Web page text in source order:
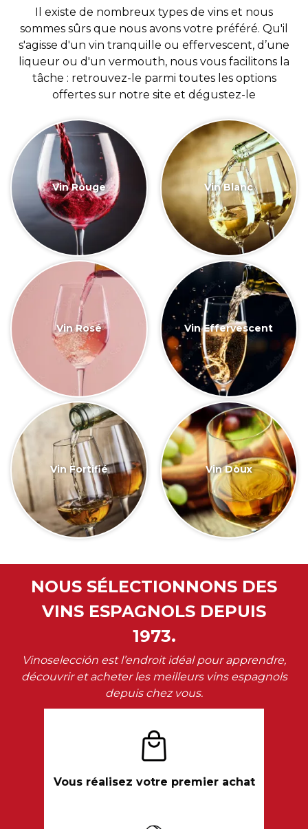
Il existe de nombreux types de vins et nous
sommes sûrs que nous avons votre préféré. Qu'il
s'agisse d'un vin tranquille ou effervescent, d’une
liqueur ou d'un vermouth, nous vous facilitons la
tâche : retrouvez-le parmi toutes les options
offertes sur notre site et dégustez-le
Vin Rouge Vin Blanc
Vin Rosé Vin Effervescent
Vin Fortifié Vin Doux
NOUS SÉLECTIONNONS DES
VINS ESPAGNOLS DEPUIS
1973.
Vinoselección est l’endroit idéal pour apprendre,
découvrir et acheter les meilleurs vins espagnols
depuis chez vous.
Vous réalisez votre premier achat